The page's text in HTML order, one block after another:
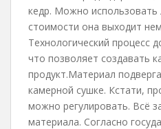
кедр. Можно использовать
стоимости она выходит
Технологический процесс
что позволяет создавать
продукт.Материал
камерной сушке. Кстати,
можно регулировать. Всё
материала. Согласно